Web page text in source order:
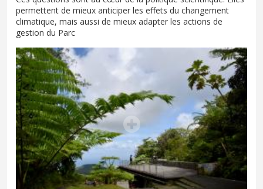
permettent de mieux anticiper les effets du changement
climatique, mais aussi de mieux adapter les actions de
gestion du Parc